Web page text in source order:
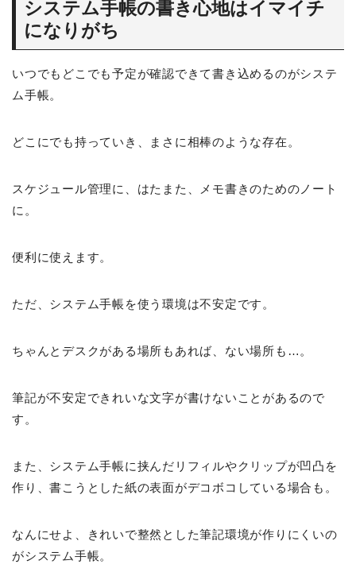
システム手帳の書き心地はイマイチ
になりがち
いつでもどこでも予定が確認できて書き込めるのがシステ
ム手帳。
どこにでも持っていき、まさに相棒のような存在。
スケジュール管理に、はたまた、メモ書きのためのノート
に。
便利に使えます。
ただ、システム手帳を使う環境は不安定です。
ちゃんとデスクがある場所もあれば、ない場所も…。
筆記が不安定できれいな文字が書けないことがあるので
す。
また、システム手帳に挟んだリフィルやクリップが凹凸を
作り、書こうとした紙の表面がデコボコしている場合も。
なんにせよ、きれいで整然とした筆記環境が作りにくいの
がシステム手帳。